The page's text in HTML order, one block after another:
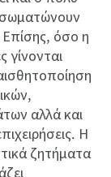
Επίσης, όσο η
γίνονται
αλλά και
Η
ζητήματα